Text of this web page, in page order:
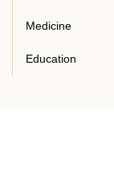
Medicine
Education